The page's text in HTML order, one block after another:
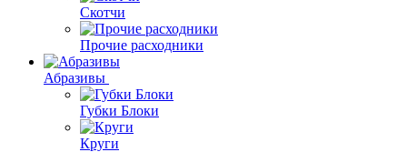
Скотчи
Прочие расходники
Абразивы
Губки Блоки
Круги